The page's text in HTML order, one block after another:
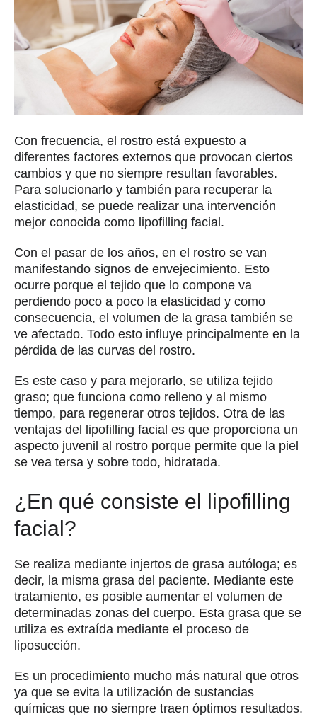
Con frecuencia, el rostro está expuesto a
diferentes factores externos que provocan ciertos
cambios y que no siempre resultan favorables.
Para solucionarlo y también para recuperar la
elasticidad, se puede realizar una intervención
mejor conocida como lipofilling facial.
Con el pasar de los años, en el rostro se van
manifestando signos de envejecimiento. Esto
ocurre porque el tejido que lo compone va
perdiendo poco a poco la elasticidad y como
consecuencia, el volumen de la grasa también se
ve afectado. Todo esto influye principalmente en la
pérdida de las curvas del rostro.
Es este caso y para mejorarlo, se utiliza tejido
graso; que funciona como relleno y al mismo
tiempo, para regenerar otros tejidos. Otra de las
ventajas del lipofilling facial es que proporciona un
aspecto juvenil al rostro porque permite que la piel
se vea tersa y sobre todo, hidratada.
¿En qué consiste el lipofilling
facial?
Se realiza mediante injertos de grasa autóloga; es
decir, la misma grasa del paciente. Mediante este
tratamiento, es posible aumentar el volumen de
determinadas zonas del cuerpo. Esta grasa que se
utiliza es extraída mediante el proceso de
liposucción.
Es un procedimiento mucho más natural que otros
ya que se evita la utilización de sustancias
químicas que no siempre traen óptimos resultados.